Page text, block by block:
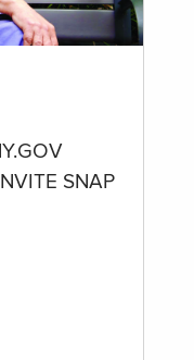
SNAP